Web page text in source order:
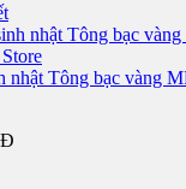
nhật Tông bạc vàng